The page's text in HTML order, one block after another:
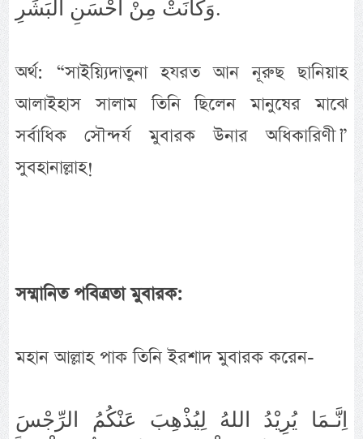
وَكَانَتْ مِنْ اَحْسَنِ الْبَشَرِ.
অর্থ: “সাইয়্যিদাতুনা হযরত আন নূরুছ ছানিয়াহ
আলাইহাস সালাম তিনি ছিলেন মানুষের মাঝে
সর্বাধিক সৌন্দর্য মুবারক উনার অধিকারিণী।”
সুবহানাল্লাহ!
সম্মানিত পবিত্রতা মুবারক:
মহান আল্লাহ পাক তিনি ইরশাদ মুবারক করেন-
اِنَّـمَا يُرِيْدُ اللهُ لِيُذْهِبَ عَنْكُمُ الرِّجْسَ